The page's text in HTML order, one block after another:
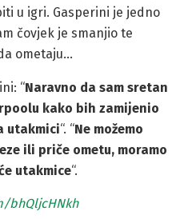
u igri. Gasperini je jedno
čovjek je smanjio te
ometaju…
“Naravno da sam sretan
kako bih zamijenio
utakmici“. “Ne možemo
ili priče ometu, moramo
utakmice“.
bhQljcHNkh